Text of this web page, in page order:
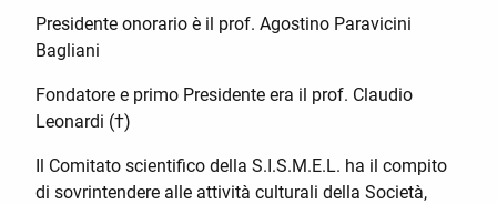
Presidente onorario è il prof. Agostino Paravicini
Bagliani
Fondatore e primo Presidente era il prof. Claudio
Leonardi (†)
Il Comitato scientifico della S.I.S.M.E.L. ha il compito
di sovrintendere alle attività culturali della Società,